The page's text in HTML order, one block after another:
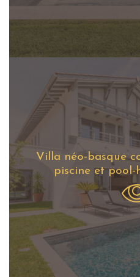
Villa néo-basque
piscine et